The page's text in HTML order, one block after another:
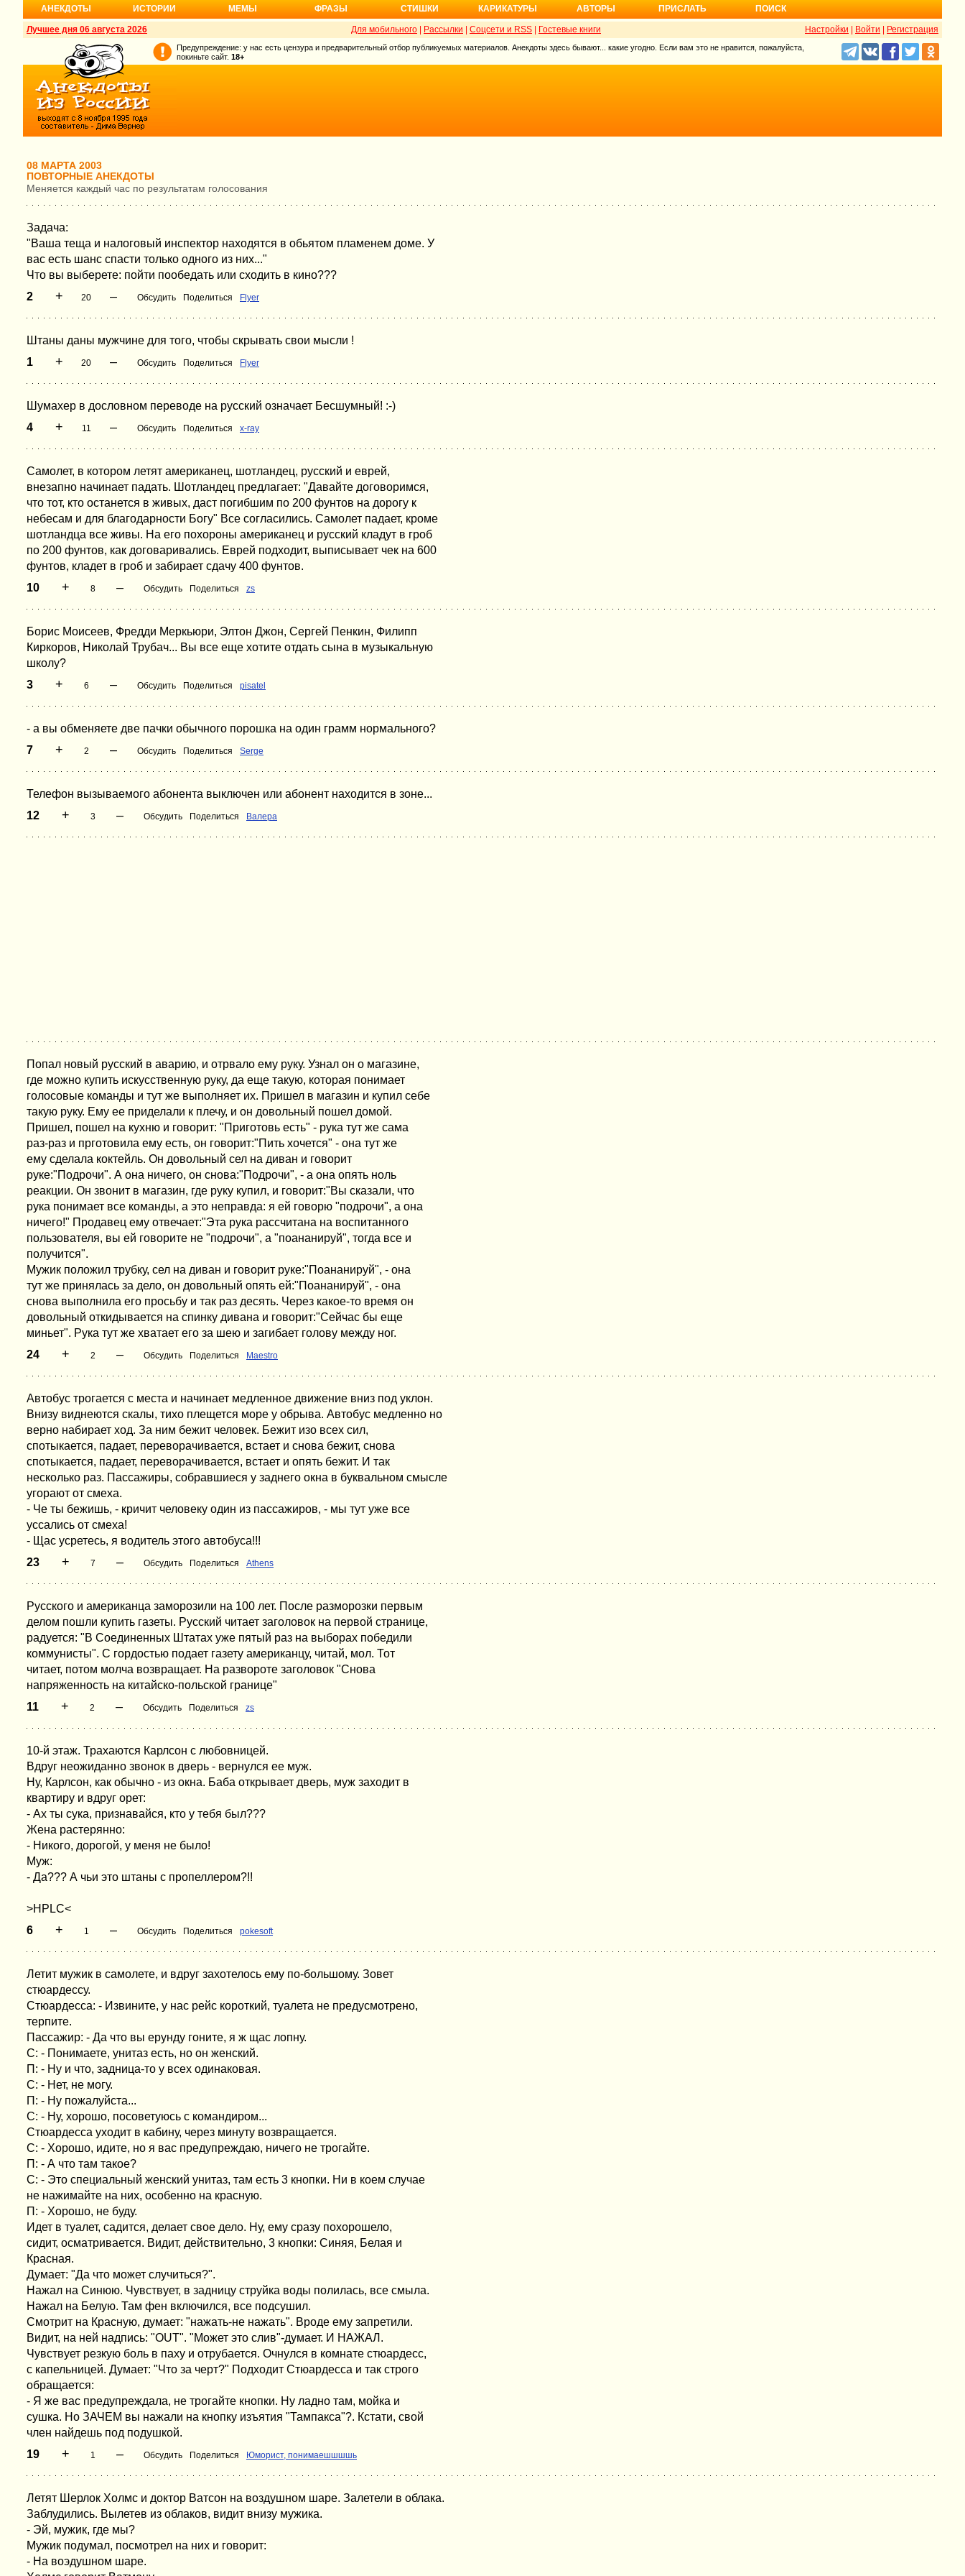
АНЕКДОТЫ ИСТОРИИ МЕМЫ ФРАЗЫ СТИШКИ КАРИКАТУРЫ АВТОРЫ ПРИСЛАТЬ ПОИСК
Лучшее дня 06 августа 2026 Настройки Войти Регистрация
Для мобильного Рассылки Соцсети и RSS Гостевые книги
Предупреждение: у нас есть цензура и предварительный отбор публикуемых материалов. Анекдоты здесь бывают... какие угодно. Если вам это не нравится, пожалуйста,
покиньте сайт. 18+
08 МАРТА 2003
ПОВТОРНЫЕ АНЕКДОТЫ
Меняется каждый час по результатам голосования
Задача:
"Ваша теща и налоговый инспектор находятся в обьятом пламенем доме. У
вас есть шанс спасти только одного из них..."
Что вы выберете: пойти пообедать или сходить в кино???
2
+ 20 – Обсудить Поделиться Flyer
Штаны даны мужчине для того, чтобы скрывать свои мысли !
1
+ 20 – Обсудить Поделиться Flyer
Шумахер в дословном переводе на русский означает Бесшумный! :-)
4
+ 11 – Обсудить Поделиться x-ray
Самолет, в котором летят американец, шотландец, русский и еврей,
внезапно начинает падать. Шотландец предлагает: "Давайте договоримся,
что тот, кто останется в живых, даст погибшим по 200 фунтов на дорогу к
небесам и для благодарности Богу" Все согласились. Самолет падает, кроме
шотландца все живы. На его похороны американец и русский кладут в гроб
по 200 фунтов, как договаривались. Еврей подходит, выписывает чек на 600
фунтов, кладет в гроб и забирает сдачу 400 фунтов.
10
+ 8 – Обсудить Поделиться zs
Борис Моисеев, Фредди Меркьюри, Элтон Джон, Сергей Пенкин, Филипп
Киркоров, Николай Трубач... Вы все еще хотите отдать сына в музыкальную
школу?
3
+ 6 – Обсудить Поделиться pisatel
- а вы обменяете две пачки обычного порошка на один грамм нормального?
7
+ 2 – Обсудить Поделиться Serge
Телефон вызываемого абонента выключен или абонент находится в зоне...
12
+ 3 – Обсудить Поделиться Валера
Попал новый русский в аварию, и отрвало ему руку. Узнал он о магазине,
где можно купить искусственную руку, да еще такую, которая понимает
голосовые команды и тут же выполняет их. Пришел в магазин и купил себе
такую руку. Ему ее приделали к плечу, и он довольный пошел домой.
Пришел, пошел на кухню и говорит: "Приготовь есть" - рука тут же сама
раз-раз и прготовила ему есть, он говорит:"Пить хочется" - она тут же
ему сделала коктейль. Он довольный сел на диван и говорит
руке:"Подрочи". А она ничего, он снова:"Подрочи", - а она опять ноль
реакции. Он звонит в магазин, где руку купил, и говорит:"Вы сказали, что
рука понимает все команды, а это неправда: я ей говорю "подрочи", а она
ничего!" Продавец ему отвечает:"Эта рука рассчитана на воспитанного
пользователя, вы ей говорите не "подрочи", а "поананируй", тогда все и
получится".
Мужик положил трубку, сел на диван и говорит руке:"Поананируй", - она
тут же принялась за дело, он довольный опять ей:"Поананируй", - она
снова выполнила его просьбу и так раз десять. Через какое-то время он
довольный откидывается на спинку дивана и говорит:"Сейчас бы еще
миньет". Рука тут же хватает его за шею и загибает голову между ног.
24
+ 2 – Обсудить Поделиться Maestro
Автобус трогается с места и начинает медленное движение вниз под уклон.
Внизу виднеются скалы, тихо плещется море у обрыва. Автобус медленно но
верно набирает ход. За ним бежит человек. Бежит изо всех сил,
спотыкается, падает, переворачивается, встает и снова бежит, снова
спотыкается, падает, переворачивается, встает и опять бежит. И так
несколько раз. Пассажиры, собравшиеся у заднего окна в буквальном смысле
угорают от смеха.
- Че ты бежишь, - кричит человеку один из пассажиров, - мы тут уже все
уссались от смеха!
- Щас усретесь, я водитель этого автобуса!!!
23
+ 7 – Обсудить Поделиться Athens
Русского и американца заморозили на 100 лет. После разморозки первым
делом пошли купить газеты. Русский читает заголовок на первой странице,
радуется: "В Соединенных Штатах уже пятый раз на выборах победили
коммунисты". С гордостью подает газету американцу, читай, мол. Тот
читает, потом молча возвращает. На развороте заголовок "Снова
напряженность на китайско-польской границе"
11
+ 2 – Обсудить Поделиться zs
10-й этаж. Трахаются Карлсон с любовницей.
Вдруг неожиданно звонок в дверь - вернулся ее муж.
Ну, Карлсон, как обычно - из окна. Баба открывает дверь, муж заходит в
квартиру и вдруг орет:
- Ах ты сука, признавайся, кто у тебя был???
Жена растерянно:
- Никого, дорогой, у меня не было!
Муж:
- Да??? А чьи это штаны с пропеллером?!!
>HPLC<
6
+ 1 – Обсудить Поделиться pokesoft
Летит мужик в самолете, и вдруг захотелось ему по-большому. Зовет
стюардессу.
Стюардесса: - Извините, у нас рейс короткий, туалета не предусмотрено,
терпите.
Пассажир: - Да что вы ерунду гоните, я ж щас лопну.
С: - Понимаете, унитаз есть, но он женский.
П: - Ну и что, задница-то у всех одинаковая.
С: - Нет, не могу.
П: - Ну пожалуйста...
С: - Ну, хорошо, посоветуюсь с командиром...
Стюардесса уходит в кабину, через минуту возвращается.
С: - Хорошо, идите, но я вас предупреждаю, ничего не трогайте.
П: - А что там такое?
С: - Это специальный женский унитаз, там есть 3 кнопки. Ни в коем случае
не нажимайте на них, особенно на красную.
П: - Хорошо, не буду.
Идет в туалет, садится, делает свое дело. Ну, ему сразу похорошело,
сидит, осматривается. Видит, действительно, 3 кнопки: Синяя, Белая и
Красная.
Думает: "Да что может случиться?".
Нажал на Синюю. Чувствует, в задницу струйка воды полилась, все смыла.
Нажал на Белую. Там фен включился, все подсушил.
Смотрит на Красную, думает: "нажать-не нажать". Вроде ему запретили.
Видит, на ней надпись: "OUT". "Может это слив"-думает. И НАЖАЛ.
Чувствует резкую боль в паху и отрубается. Очнулся в комнате стюардесс,
с капельницей. Думает: "Что за черт?" Подходит Стюардесса и так строго
обращается:
- Я же вас предупреждала, не трогайте кнопки. Ну ладно там, мойка и
сушка. Но ЗАЧЕМ вы нажали на кнопку изъятия "Тампакса"?. Кстати, свой
член найдешь под подушкой.
19
+ 1 – Обсудить Поделиться Юморист, понимаешшшшь
Летят Шерлок Холмс и доктор Ватсон на воздушном шаре. Залетели в облака.
Заблудились. Вылетев из облаков, видит внизу мужика.
- Эй, мужик, где мы?
Мужик подумал, посмотрел на них и говорит:
- На воэдушном шаре.